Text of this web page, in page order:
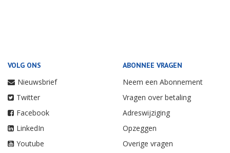
VOLG ONS
Nieuwsbrief
Twitter
Facebook
LinkedIn
Youtube
ABONNEE VRAGEN
Neem een Abonnement
Vragen over betaling
Adreswijziging
Opzeggen
Overige vragen